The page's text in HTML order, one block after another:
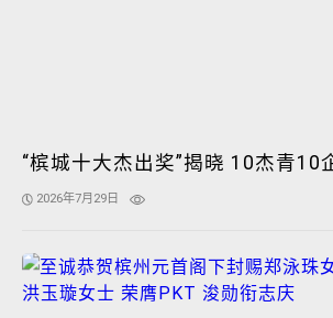
“槟城十大杰出奖”揭晓 10杰青10
2026年7月29日